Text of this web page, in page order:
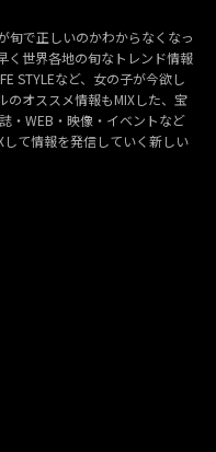
旬で正しいのかわからなくなっ
く世界各地の旬なトレンド情報
STYLEなど、女の子が今欲し
のオススメ情報もMIXした、宝
・WEB・映像・イベントなど
て情報を発信していく新しい